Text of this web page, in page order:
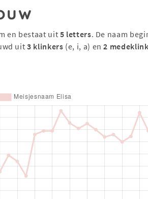
en bestaat uit 5 letters. De naam
uit3 klinkers (e, i, a) en2